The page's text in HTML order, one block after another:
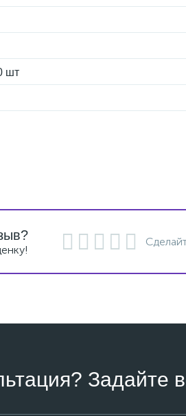
шт
Задайте